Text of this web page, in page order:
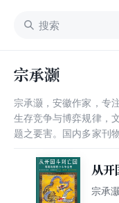
宗承灏
宗承灏，安徽作家，专
生存竞争与博弈规律，
题之要害。国内多家刊
存的逻辑》、《出轨的
等十余部作品。作品曾
多部作品在港台地区
从开
残酷
宗承